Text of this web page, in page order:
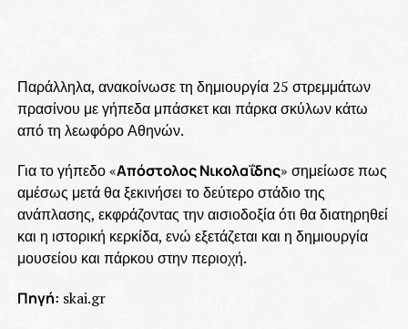
Παράλληλα, ανακοίνωσε τη δημιουργία 25 στρεμμάτων
πρασίνου με γήπεδα μπάσκετ και πάρκα σκύλων κάτω
από τη λεωφόρο Αθηνών.
Για το γήπεδο «Απόστολος Νικολαΐδης» σημείωσε πως
αμέσως μετά θα ξεκινήσει το δεύτερο στάδιο της
ανάπλασης, εκφράζοντας την αισιοδοξία ότι θα διατηρηθεί
και η ιστορική κερκίδα, ενώ εξετάζεται και η δημιουργία
μουσείου και πάρκου στην περιοχή.
Πηγή: skai.gr